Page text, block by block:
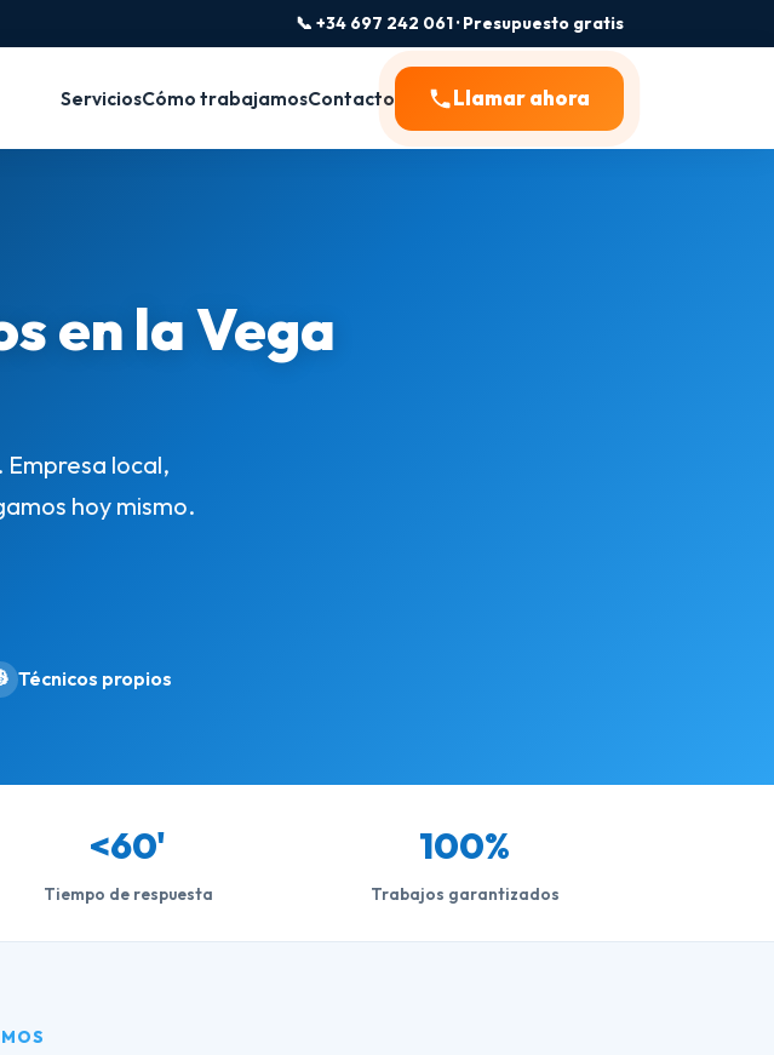
📞 +34 697 242 061 · Presupuesto gratis
ServiciosCómo trabajamosContacto Llamar ahora
en la Vega
local,
hoy mismo.
Técnicos propios
<60'
Tiempo de respuesta
100%
Trabajos garantizados